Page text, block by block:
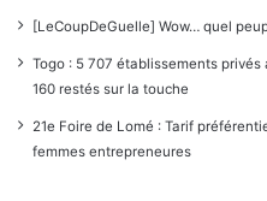
[LeCoupDeGuelle] Wow… quel
Togo : 5 707 établissements
160 restés sur la touche
21e Foire de Lomé : Tarif
femmes entrepreneures